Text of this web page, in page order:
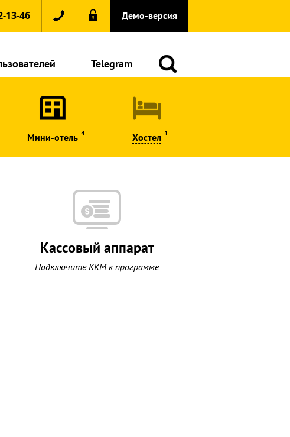
13-46 Демо-версия
Telegram
Мини-отель 4 Хостел 1
Кассовый аппарат
Подключите ККМ к программе